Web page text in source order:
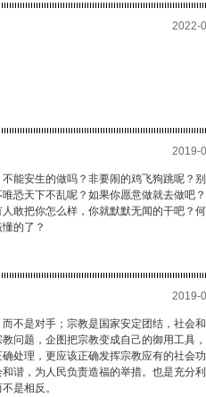
2022-
2019-
能安生的做吗？非要闹的鸡飞狗跳呢？
恐天下不乱呢？如果你愿意做就去做吧
敢把你怎么样，你就默默无闻的干吧？
的了？
2019-
不是对手；宗教是国家安定团结，社会
问题，企图把宗教变成自己的御用工具
处理，更应该正确发挥宗教应有的社会
谐，为人民负责造福的举措。也是充分
是相反。